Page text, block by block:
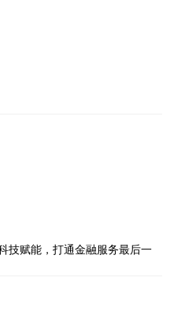
技赋能，打通金融服务最后一